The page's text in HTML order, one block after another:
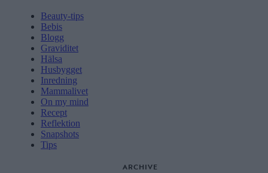
Beauty-tips
Bebis
Blogg
Graviditet
Hälsa
Husbygget
Inredning
Mammalivet
On my mind
Recept
Reflektion
Snapshots
Tips
ARCHIVE